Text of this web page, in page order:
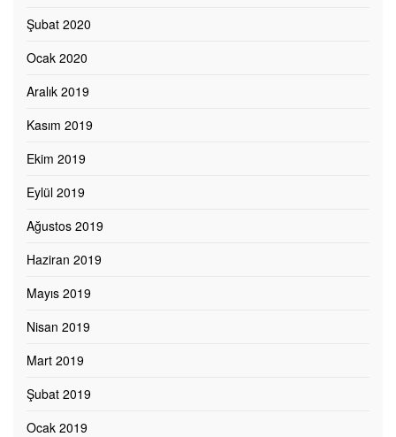
Şubat 2020
Ocak 2020
Aralık 2019
Kasım 2019
Ekim 2019
Eylül 2019
Ağustos 2019
Haziran 2019
Mayıs 2019
Nisan 2019
Mart 2019
Şubat 2019
Ocak 2019